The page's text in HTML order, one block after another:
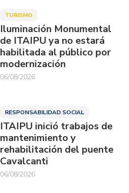
TURISMO
Iluminación Monumental
de ITAIPU ya no estará
habilitada al público por
modernización
06/08/2026
RESPONSABILIDAD SOCIAL
ITAIPU inició trabajos de
mantenimiento y
rehabilitación del puente
Cavalcanti
06/08/2026